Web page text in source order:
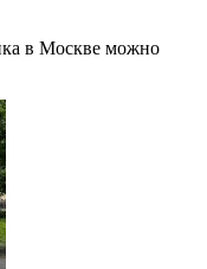
в Москве можно